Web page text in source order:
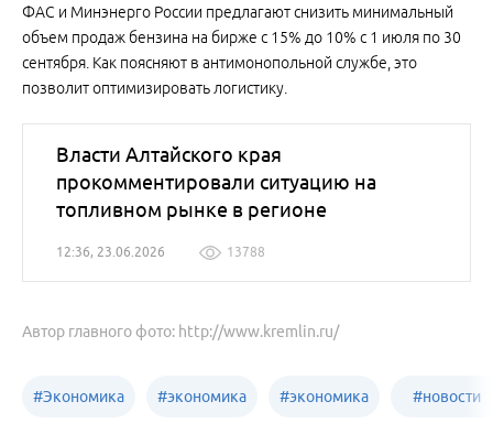
ФАС и Минэнерго России предлагают снизить минимальный
объем продаж бензина на бирже с 15% до 10% с 1 июля по 30
сентября. Как поясняют в антимонопольной службе, это
позволит оптимизировать логистику.
Власти Алтайского края
прокомментировали ситуацию на
топливном рынке в регионе
12:36, 23.06.2026 13788
Автор главного фото: http://www.kremlin.ru/
#Экономика #экономика #экономика #новости